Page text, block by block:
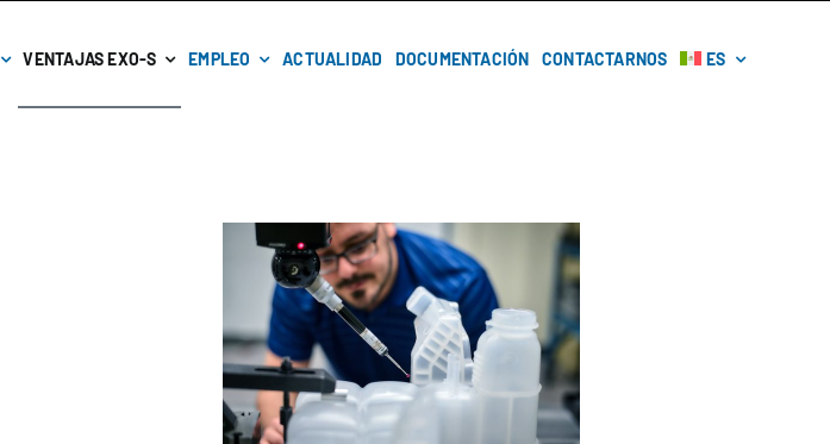
VENTAJAS EXO-S EMPLEO ACTUALIDAD DOCUMENTACIÓN CONTACTARNOS ES